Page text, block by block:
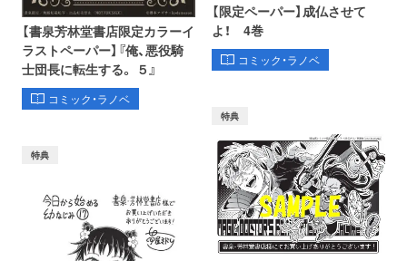
【書泉芳林堂書店限定カラーイ
ラストペーパー】『俺、悪役騎
士団長に転生する。 ５』
コミック・ラノベ
【限定ペーパー】成仏させて
よ！ 4巻
コミック・ラノベ
特典
特典